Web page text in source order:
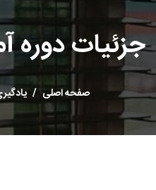
جزئیات
صفحه اصلی